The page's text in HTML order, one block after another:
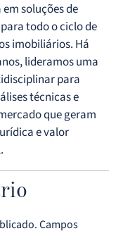
soluções de
todo o ciclo de
imobiliários. Há
lideramos uma
para
técnicas e
que geram
e valor
Campos